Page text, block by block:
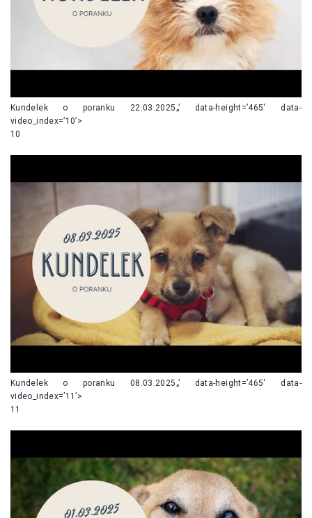
Kundelek o poranku 22.03.2025„’ data-height=’465′ data-
video_index=’10’>
10
Kundelek o poranku 08.03.2025„’ data-height=’465′ data-
video_index=’11’>
11